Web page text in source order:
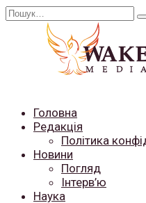
Перейти
Search
Головна
Редакція
Політика
Новини
Погляд
Інтерв’ю
Наука